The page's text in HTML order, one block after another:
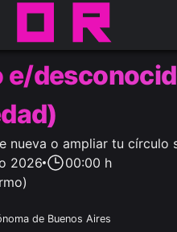
e/
nueva o ampliar tu círculo
2026
00:00 h
de Buenos Aires